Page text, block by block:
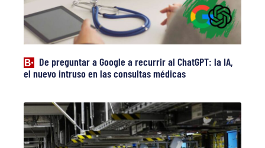
De preguntar a Google a recurrir al ChatGPT: la IA,
el nuevo intruso en las consultas médicas